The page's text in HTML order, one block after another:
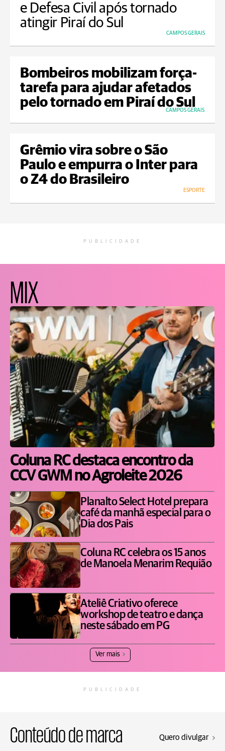
e Defesa Civil após tornado
atingir Piraí do Sul
CAMPOS GERAIS
Bombeiros mobilizam força-
tarefa para ajudar afetados
pelo tornado em Piraí do Sul
CAMPOS GERAIS
Grêmio vira sobre o São
Paulo e empurra o Inter para
o Z4 do Brasileiro
ESPORTE
PUBLICIDADE
MIX
Coluna RC destaca encontro da
CCV GWM no Agroleite 2026
Planalto Select Hotel prepara
café da manhã especial para o
Dia dos Pais
Coluna RC celebra os 15 anos
de Manoela Menarim Requião
Ateliê Criativo oferece
workshop de teatro e dança
neste sábado em PG
Ver mais
PUBLICIDADE
Conteúdo de marca Quero divulgar